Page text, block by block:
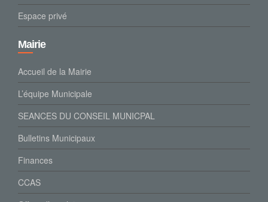
Espace privé
Mairie
Accueil de la Mairie
L’équipe Municipale
SEANCES DU CONSEIL MUNICPAL
Bulletins Municipaux
Finances
CCAS